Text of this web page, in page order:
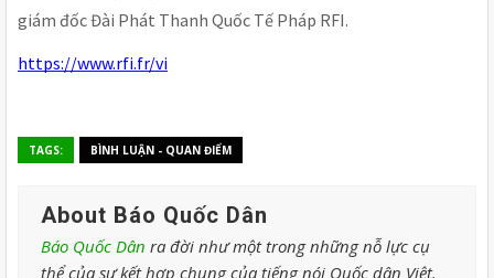
giám đốc Đài Phát Thanh Quốc Tế Pháp RFI.
https://www.rfi.fr/vi
TAGS: BÌNH LUẬN - QUAN ĐIỂM
About Báo Quốc Dân
Báo Quốc Dân ra đời như một trong những nỗ lực cụ
thể của sự kết hợp chung của tiếng nói Quốc dân Việt.